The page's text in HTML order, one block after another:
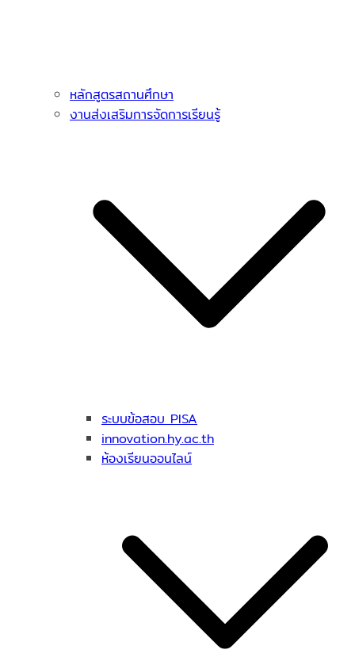
หลักสูตรสถานศึกษา
งานส่งเสริมการจัดการเรียนรู้
ระบบข้อสอบ PISA
innovation.hy.ac.th
ห้องเรียนออนไลน์